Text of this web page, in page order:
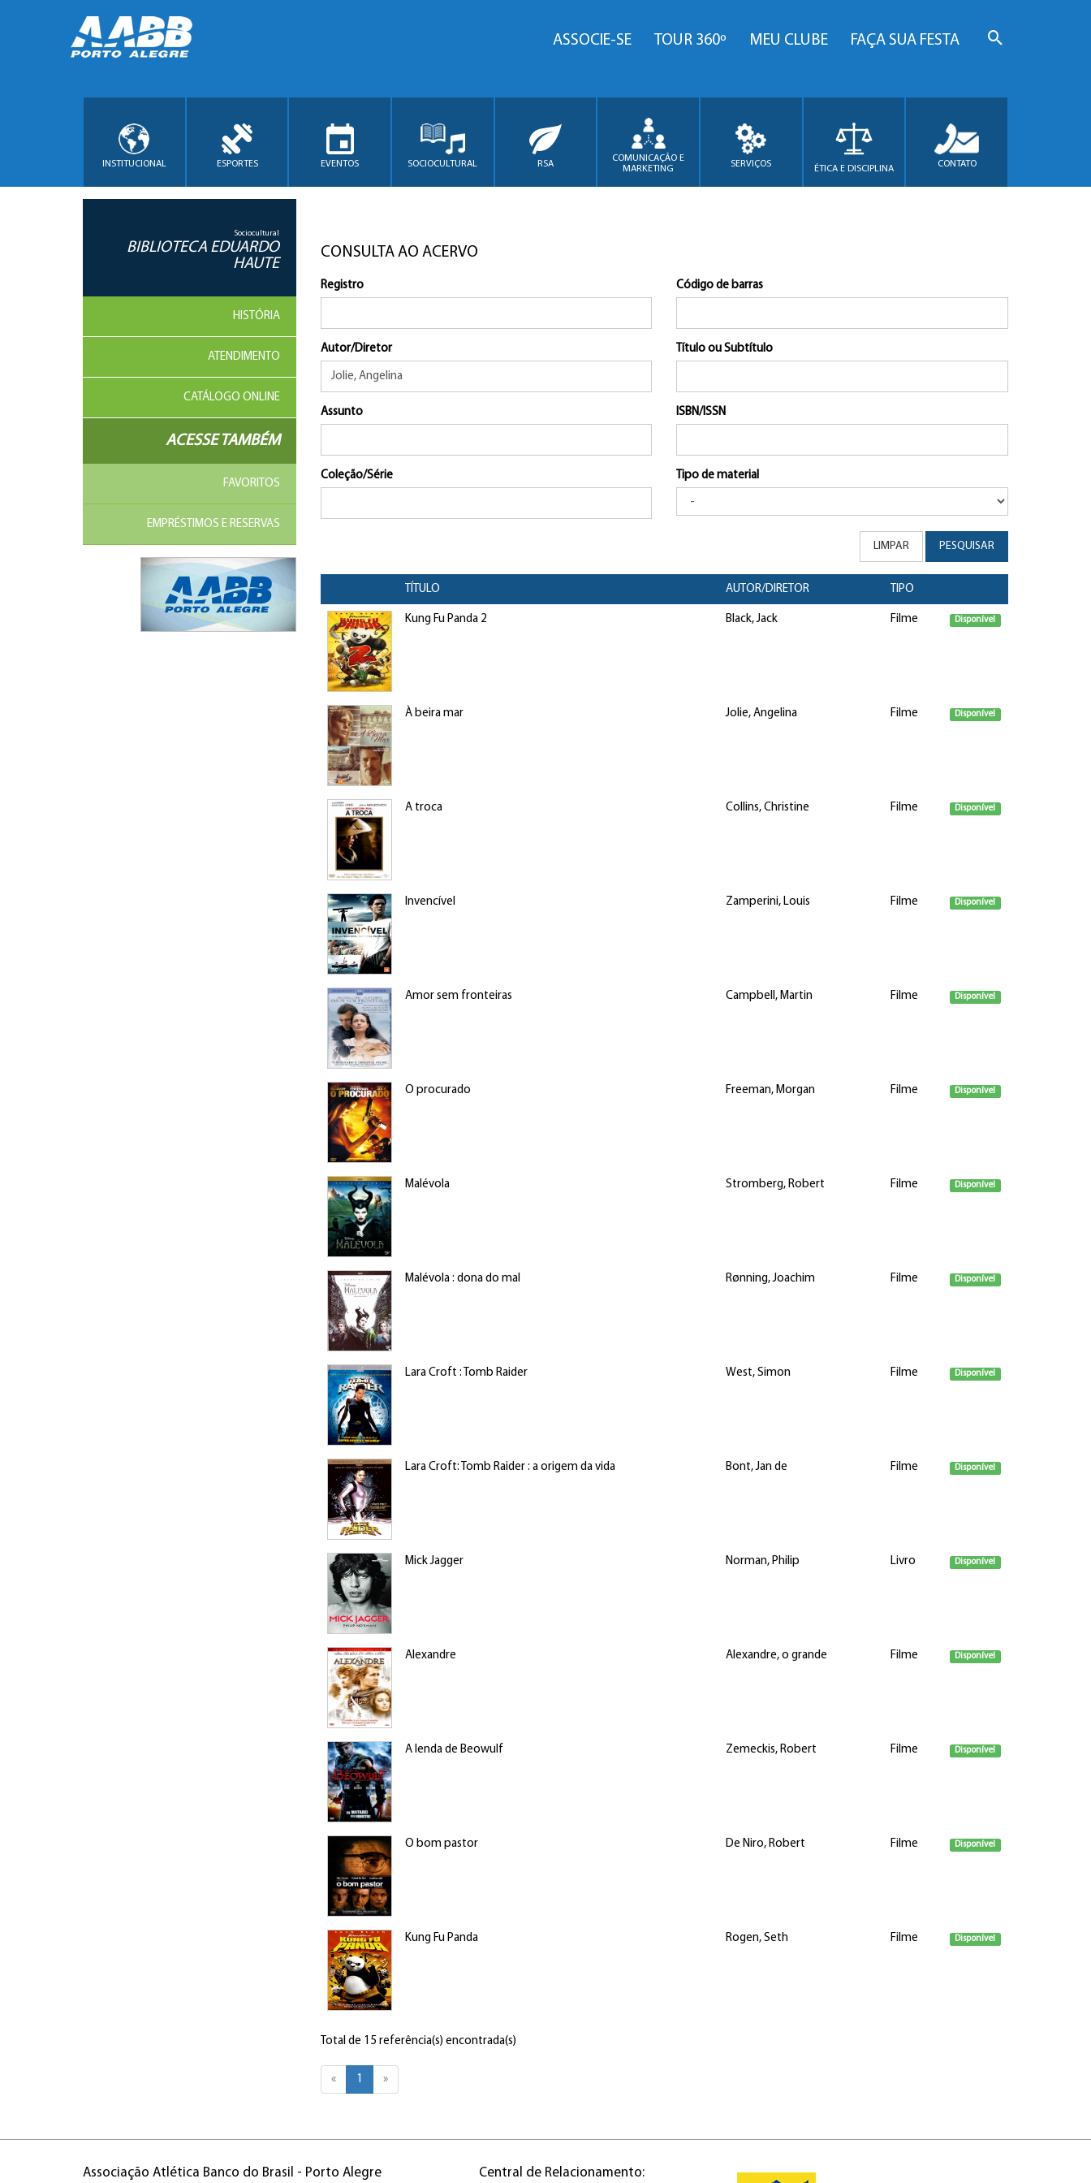
ASSOCIE-SE TOUR 360º MEU CLUBE FAÇA SUA FESTA
INSTITUCIONAL ESPORTES EVENTOS SOCIOCULTURAL RSA
COMUNICAÇÃO E
MARKETING
SERVIÇOS ÉTICA E DISCIPLINA CONTATO
Sociocultural
BIBLIOTECA EDUARDO
HAUTE
HISTÓRIA
ATENDIMENTO
CATÁLOGO ONLINE
ACESSE TAMBÉM
FAVORITOS
EMPRÉSTIMOS E RESERVAS
CONSULTA AO ACERVO
Registro Código de barras
Autor/Diretor Título ou Subtítulo
Assunto ISBN/ISSN
Coleção/Série Tipo de material
LIMPAR PESQUISAR
TÍTULO AUTOR/DIRETOR TIPO
Kung Fu Panda 2 Black, Jack Filme Disponível
À beira mar Jolie, Angelina Filme Disponível
A troca Collins, Christine Filme Disponível
Invencível Zamperini, Louis Filme Disponível
Amor sem fronteiras Campbell, Martin Filme Disponível
O procurado Freeman, Morgan Filme Disponível
Malévola Stromberg, Robert Filme Disponível
Malévola : dona do mal Rønning, Joachim Filme Disponível
Lara Croft : Tomb Raider West, Simon Filme Disponível
Lara Croft: Tomb Raider : a origem da vida Bont, Jan de Filme Disponível
Mick Jagger Norman, Philip Livro Disponível
Alexandre Alexandre, o grande Filme Disponível
A lenda de Beowulf Zemeckis, Robert Filme Disponível
O bom pastor De Niro, Robert Filme Disponível
Kung Fu Panda Rogen, Seth Filme Disponível
Total de 15 referência(s) encontrada(s)
« 1 »
Associação Atlética Banco do Brasil - Porto Alegre Central de Relacionamento: